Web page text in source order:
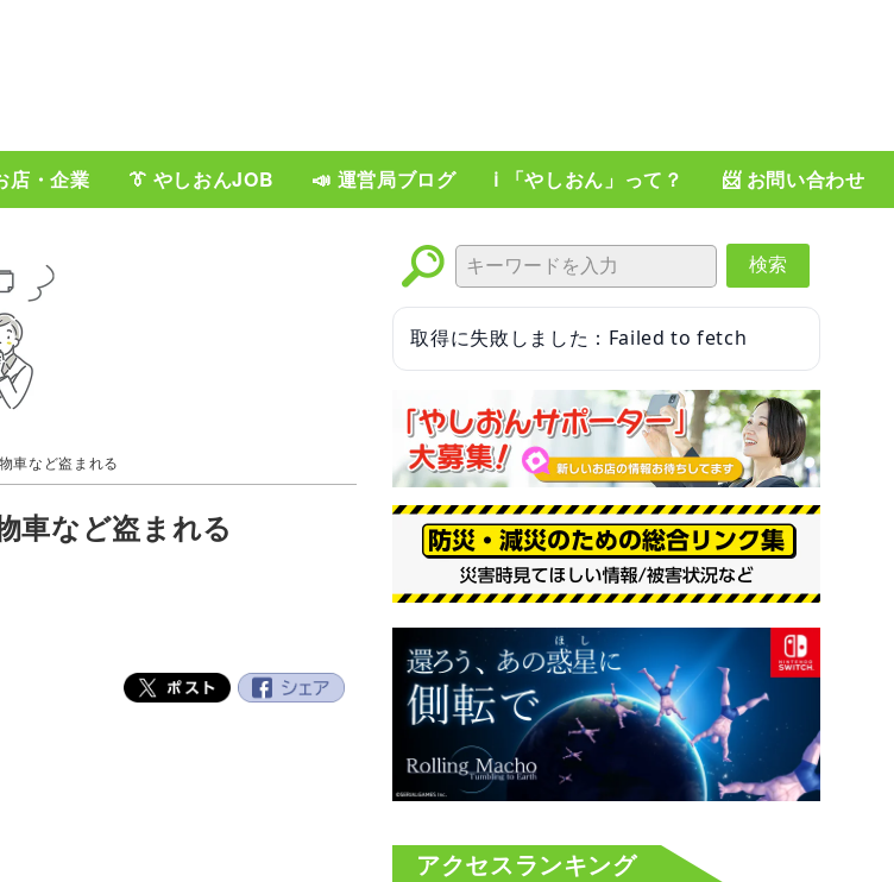
・企業 👔 やしおんJOB 📣 運営局ブログ ℹ️ 「やしおん」って？ 📨 お問い合わせ
車など盗まれる
車など盗まれる
検索
取得に失敗しました：Failed to fetch
アクセスランキング